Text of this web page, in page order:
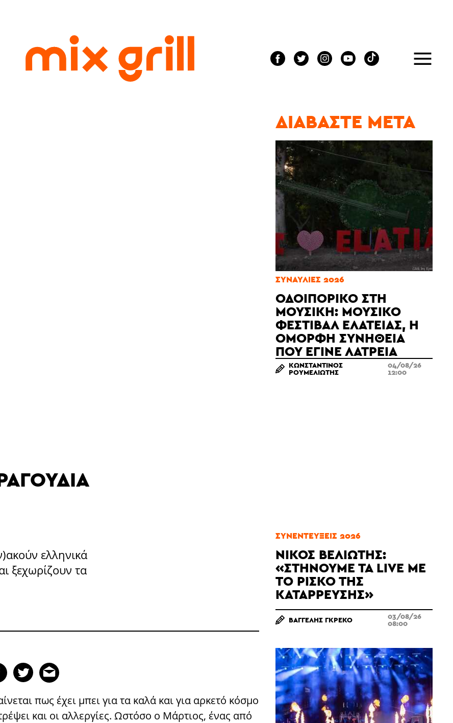
ελληνικά
ξεχωρίζουν τα
πως έχει μπει για τα καλά και για αρκετό κόσμο
και οι αλλεργίες. Ωστόσο ο Μάρτιος, ένας από
ΔΙΑΒΆΣΤΕ ΜΕΤΆ
ΣΥΝΑΥΛΊΕΣ 2026
ΟΔΟΙΠΟΡΙΚΌ ΣΤΗ
ΜΟΥΣΙΚΉ: ΜΟΥΣΙΚΌ
ΦΕΣΤΙΒΆΛ ΕΛΆΤΕΙΑΣ, Η
ΌΜΟΡΦΗ ΣΥΝΉΘΕΙΑ
ΠΟΥ ΈΓΙΝΕ ΛΑΤΡΕΊΑ
ΚΩΝΣΤΑΝΤΊΝΟΣ
ΡΟΥΜΕΛΙΏΤΗΣ
04/08/26
12:00
ΣΥΝΕΝΤΕΎΞΕΙΣ 2026
ΝΊΚΟΣ ΒΕΛΙΏΤΗΣ:
«ΣΤΉΝΟΥΜΕ ΤΑ LIVE ΜΕ
ΤΟ ΡΊΣΚΟ ΤΗΣ
ΚΑΤΆΡΡΕΥΣΗΣ»
ΒΑΓΓΈΛΗΣ ΓΚΡΈΚΟ 03/08/26
08:00